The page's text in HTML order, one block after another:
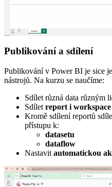
Publikování a sdílení
Publikování v Power BI je sice
nástrojů. Na kurzu se naučíme:
Sdílet různá data různým
Sdílet report i workspace
Kromě sdílení reportů
přístupu k:
datasetu
dataflow
Nastavit automatickou